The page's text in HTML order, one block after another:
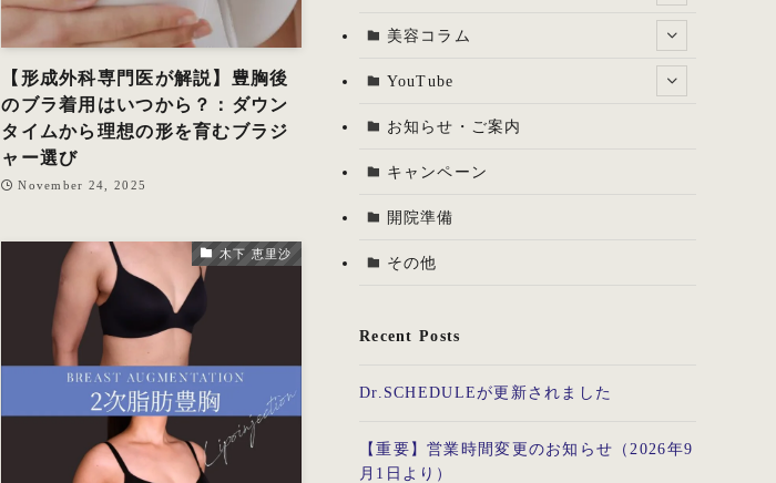
【形成外科専門医が解説】豊胸後
のブラ着用はいつから？：ダウン
タイムから理想の形を育むブラジ
ャー選び
November 24, 2025
木下 恵里沙
美容コラム
YouTube
お知らせ・ご案内
キャンペーン
開院準備
その他
Recent Posts
Dr.SCHEDULEが更新されました
【重要】営業時間変更のお知らせ（2026年9
月1日より）